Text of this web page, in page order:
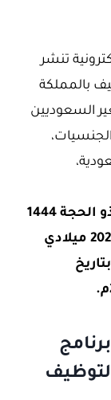
تنشر
بالمملكة
السعوديين
بداية التقديم: متاح الأن بتاريخ 5 ذو الحجة 1444